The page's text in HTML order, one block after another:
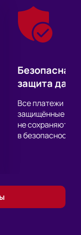
Безопасная
защита
Все платежи
защищённые
не сохраняются
в безопасности.